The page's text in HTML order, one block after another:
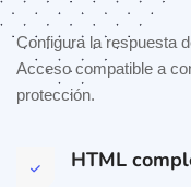
Configura la respuesta
Acceso compatible a
protección.
HTML